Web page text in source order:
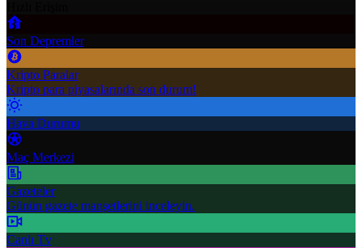
Son Depremler
Kripto Paralar
Kripto para piyasalarında son durum!
Hava Durumu
Maç Merkezi
Gazeteler
Günün gazete manşetlerini inceleyin.
Canlı Tv